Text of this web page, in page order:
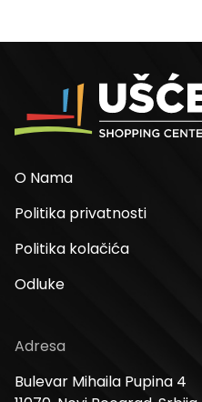
O Nama
Politika privatnosti
Politika kolačića
Odluke
Adresa
Bulevar Mihaila Pupina 4